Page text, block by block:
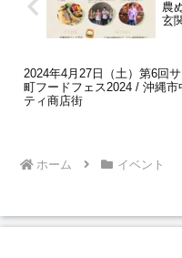
農
玄
2024年4月27日（土）第6回
町フードフェス2024 / 沖縄市
ティ商店街
ホーム イベント